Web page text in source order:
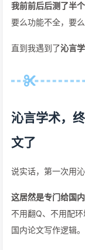
我前前后后测了半
要么功能不全，要
直到我遇到了沁言
沁言学术，
文了
说实话，第一次用
这居然是专门给国
不用翻Q、不用配
国内论文写作逻辑。